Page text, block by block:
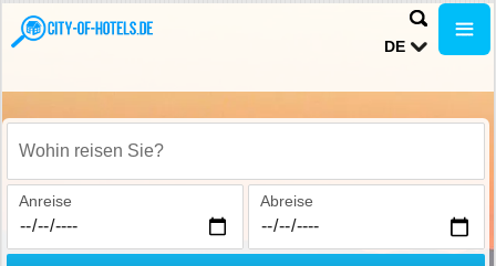
DE
Wohin reisen Sie?
Anreise Abreise